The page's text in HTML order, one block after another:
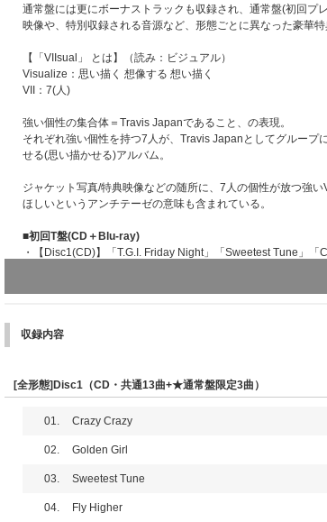
通常盤には更にボーナストラックも収録され、通常盤(初回プ
映像や、特別収録される音源など、形態ごとに異なった豪華特
【「VIIsual」 とは】（読み：ビジュアル）
Visualize：思い描く 想像する 想い描く
VII：7(人)
強い個性の集合体＝Travis Japanであること、の表現。
それぞれ強い個性を持つ7人が、Travis Japanとしてグルー
せる(思い描かせる)アルバム。
ジャケット写真/特典映像などの随所に、7人の個性が放つ強
ほしいというアンチテーゼの意味も含まれている。
■初回T盤(CD＋Blu-ray)
・【Disc1(CD)】「T.G.I. Friday Night」「Sweetest Tune」
・【Disc1(CD)】「T.G.I. Friday Night」「Sweetest Tune」
■通常盤 初回プレス生産限定(CD)
・【Disc1(CD)】「T.G.I. Friday Night」「Sweetest Tune」
・三方背ケース＋ジュエルケース＋ブックレット
収録内容
[全形態]Disc1（CD・共通13曲+★通常盤限定3曲）
01. Crazy Crazy
02. Golden Girl
03. Sweetest Tune
04. Fly Higher